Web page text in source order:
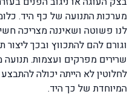
מערכות התנועה של כף היד.
לנו פשוטה ושאיננה מצריכה
וגורם להם להתכווץ ובכך
שרירים מפרקים ועצמות. תנועה
לחלוטין לא הייתה יכולה
המיוחדת של כך היד.